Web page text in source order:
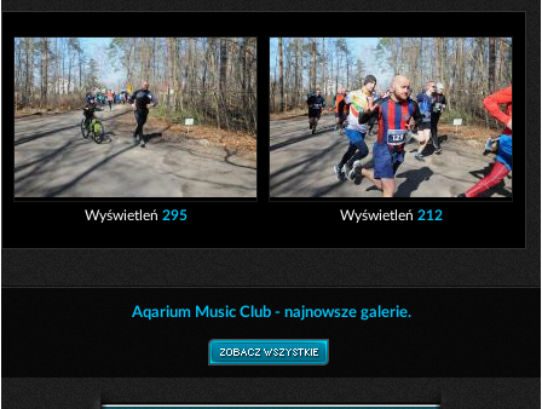
Wyświetleń 295 Wyświetleń 212
Aqarium Music Club - najnowsze galerie.